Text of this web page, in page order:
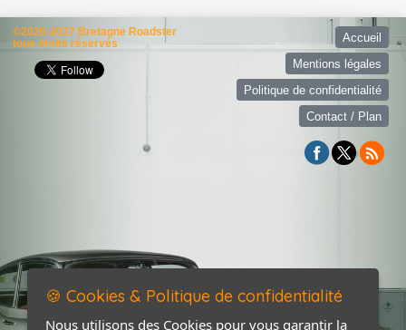
©2026-2027 Bretagne Roadster
tous droits réservés
Accueil
Mentions légales
Politique de confidentialité
Contact / Plan
🍪 Cookies & Politique de confidentialité
Nous utilisons des Cookies pour vous garantir la